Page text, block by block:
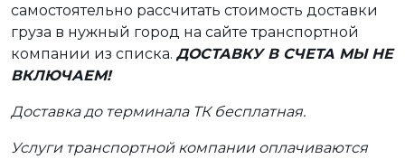
самостоятельно рассчитать стоимость доставки
груза в нужный город на сайте транспортной
компании из списка. ДОСТАВКУ В СЧЕТА МЫ НЕ
ВКЛЮЧАЕМ!
Доставка до терминала ТК бесплатная.
Услуги транспортной компании оплачиваются